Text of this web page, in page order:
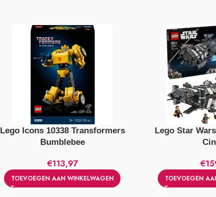
Lego Icons 10338 Transformers
Bumblebee
€113,97
TOEVOEGEN AAN WINKELWAGEN
Lego Star
€
TOEVOEGEN